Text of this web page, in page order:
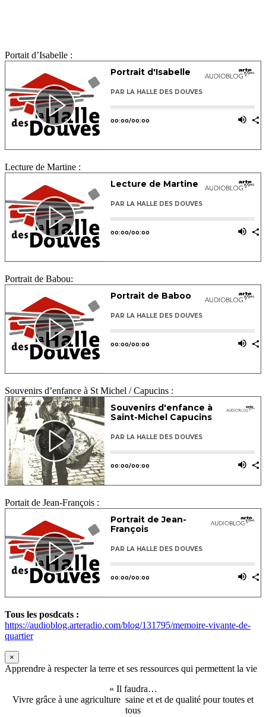
Portait d’Isabelle :
Lecture de Martine :
Portrait de Babou:
Souvenirs d’enfance à St Michel / Capucins :
Portait de Jean-François :
Tous les posdcats :
https://audioblog.arteradio.com/blog/131795/memoire-vivante-de-
quartier
×
Apprendre à respecter la terre et ses ressources qui permettent la vie
« Il faudra…
Vivre grâce à une agriculture saine et et de qualité pour toutes et
tous